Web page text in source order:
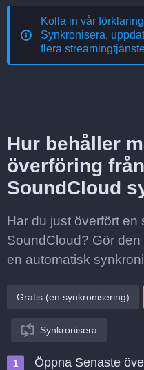
Kolla in vår
Synkronisera,
flera
Hur behåller
överföring
SoundCloud
Har du just överfört en
SoundCloud? Gör den
en automatisk
Gratis (en synkronisering)
Synkronisera
Öppna Senaste